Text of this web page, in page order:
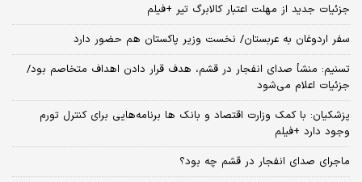
جزئیات جدید از مهلت اعتبار کالابرگ تیر +فیلم
سفر اردوغان به عربستان/ نخست وزیر پاکستان هم حضور دارد
تسنیم: منشأ صدای انفجار در قشم، هدف قرار دادن اهداف متخاصم بود/
جزئیات اعلام می‌شود
پزشکیان: با کمک وزارت اقتصاد و بانک ها برنامه‌هایی برای کنترل تورم
وجود دارد +فیلم
ماجرای صدای انفجار در قشم چه بود؟